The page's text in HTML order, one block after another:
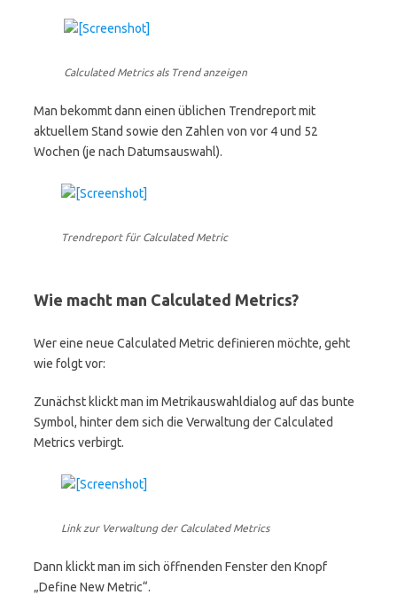
Calculated Metrics als Trend anzeigen
Man bekommt dann einen üblichen Trendreport mit
aktuellem Stand sowie den Zahlen von vor 4 und 52
Wochen (je nach Datumsauswahl).
Trendreport für Calculated Metric
Wie macht man Calculated Metrics?
Wer eine neue Calculated Metric definieren möchte, geht
wie folgt vor:
Zunächst klickt man im Metrikauswahldialog auf das bunte
Symbol, hinter dem sich die Verwaltung der Calculated
Metrics verbirgt.
Link zur Verwaltung der Calculated Metrics
Dann klickt man im sich öffnenden Fenster den Knopf
„Define New Metric“.